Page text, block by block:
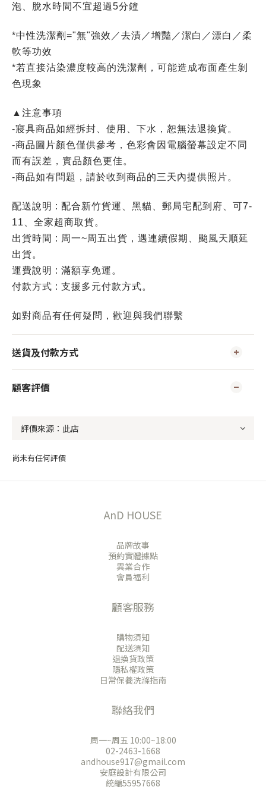
泡、脫水時間不宜超過5分鐘
*中性洗潔劑="無"強效／去漬／增豔／潔白／漂白／柔
軟等功效
*若直接沾染濃度較高的洗潔劑，可能造成布面產生剝
色現象
▲注意事項
-寢具商品如經拆封、使用、下水，恕無法退換貨。
-商品圖片顏色僅供參考，色彩會因電腦螢幕設定不同
而有誤差，實品顏色更佳。
-商品如有問題，請於收到商品的三天內提供照片。
配送說明 : 配合新竹貨運、黑貓、郵局宅配到府、可7-
11、全家超商取貨。
出貨時間 : 周一~周五出貨，遇連續假期、颱風天順延
出貨。
運費說明 : 滿額享免運。
付款方式 : 支援多元付款方式。
如對商品有任何疑問，歡迎與我們聯繫
送貨及付款方式
顧客評價
尚未有任何評價
AnD HOUSE
品牌故事
預約實體據點
異業合作
會員福利
顧客服務
購物須知
配送須知
退換貨政策
隱私權政策
日常保養洗滌指南
聯絡我們
周一~周五 10:00~18:00
02-2463-1668
andhouse917@gmail.com
安庭設計有限公司
統編55957668